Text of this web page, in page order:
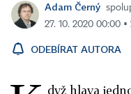
Adam Černý
27. 10. 2020 00:00
ODEBÍRAT AUTORA
dyž hlava